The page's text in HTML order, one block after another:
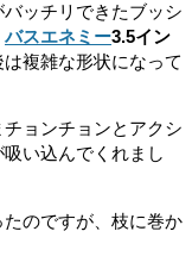
ッチリできたブッシ
バスエネミー3.5イン
複雑な形状になって
ョンチョンとアクシ
い込んでくれまし
のですが、枝に巻か